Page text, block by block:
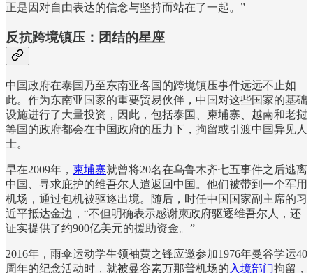
正是因对自由表达的信念与坚持而站在了一起。”
反抗跨境镇压：团结的星座
中国政府在泰国乃至东南亚各国的跨境镇压事件远远不止如
此。作为东南亚国家的重要贸易伙伴，中国对这些国家的基础
设施进行了大量投资，因此，包括泰国、柬埔寨、越南和老挝
等国的政府都会在中国政府的压力下，拘留或引渡中国异见人
士。
早在2009年， 柬埔寨就曾将20名在乌鲁木齐七五事件之后逃离
中国、寻求庇护的维吾尔人遣返回中国。他们被带到一个军用
机场，通过包机被驱逐出境。随后，时任中国国家副主席的习
近平抵达金边，“不但明确表示感谢柬政府驱逐维吾尔人，还
证实提供了约900亿美元的援助资金。”
2016年，雨伞运动学生领袖黄之锋应邀参加1976年曼谷学运40
周年的纪念活动时，就被曼谷素万那普机场的 入境部门拘留，